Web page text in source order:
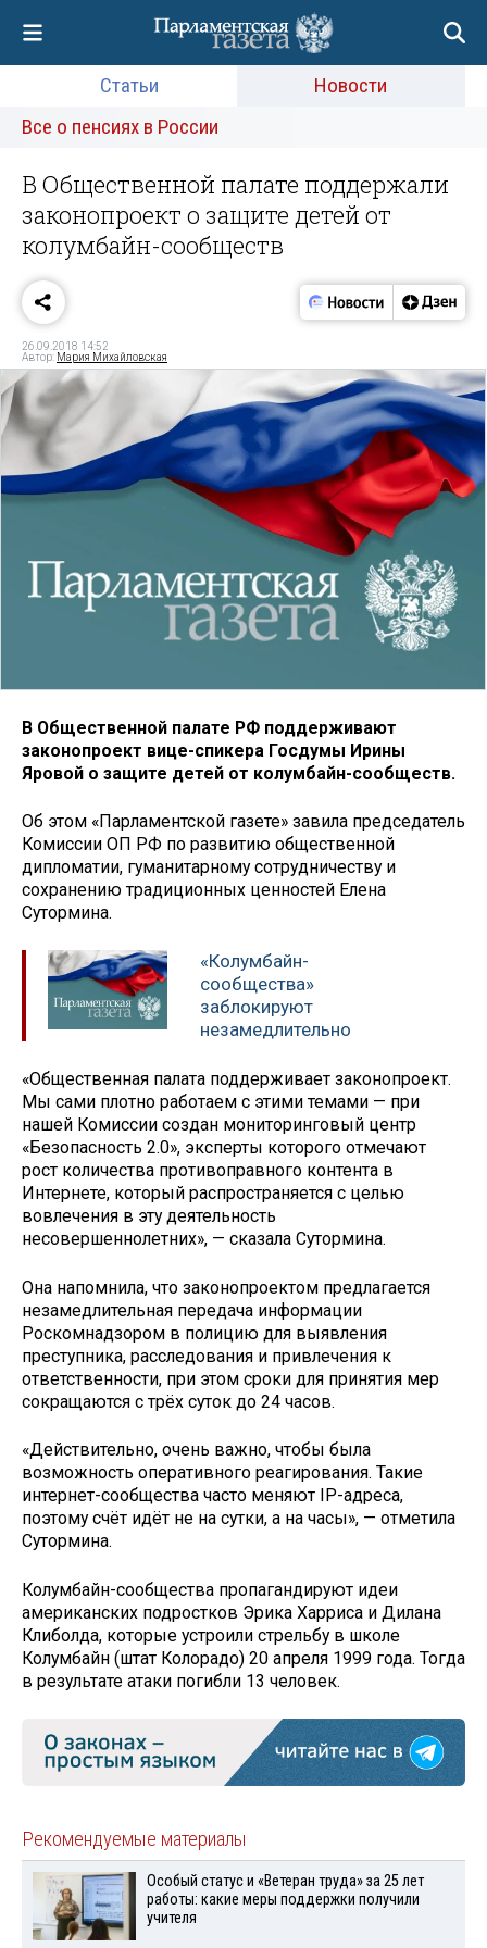
Статьи
Новости
Все о пенсиях в России
В Общественной палате поддержали
законопроект о защите детей от
колумбайн-сообществ
26.09.2018 14:52
Автор: Мария Михайловская
В Общественной палате РФ поддерживают
законопроект вице-спикера Госдумы Ирины
Яровой о защите детей от колумбайн-сообществ.
Об этом «Парламентской газете» завила председатель
Комиссии ОП РФ по развитию общественной
дипломатии, гуманитарному сотрудничеству и
сохранению традиционных ценностей Елена
Сутормина.
«Колумбайн-
сообщества»
заблокируют
незамедлительно
«Общественная палата поддерживает законопроект.
Мы сами плотно работаем с этими темами — при
нашей Комиссии создан мониторинговый центр
«Безопасность 2.0», эксперты которого отмечают
рост количества противоправного контента в
Интернете, который распространяется с целью
вовлечения в эту деятельность
несовершеннолетних», — сказала Сутормина.
Она напомнила, что законопроектом предлагается
незамедлительная передача информации
Роскомнадзором в полицию для выявления
преступника, расследования и привлечения к
ответственности, при этом сроки для принятия мер
сокращаются с трёх суток до 24 часов.
«Действительно, очень важно, чтобы была
возможность оперативного реагирования. Такие
интернет-сообщества часто меняют IP-адреса,
поэтому счёт идёт не на сутки, а на часы», — отметила
Сутормина.
Колумбайн-сообщества пропагандируют идеи
американских подростков Эрика Харриса и Дилана
Клиболда, которые устроили стрельбу в школе
Колумбайн (штат Колорадо) 20 апреля 1999 года. Тогда
в результате атаки погибли 13 человек.
Рекомендуемые материалы
Особый статус и «Ветеран труда» за 25 лет
работы: какие меры поддержки получили
учителя